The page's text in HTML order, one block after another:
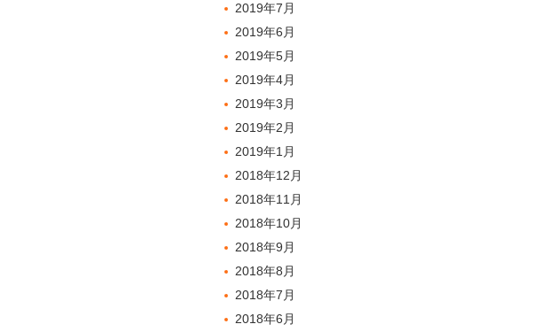
2019年7月
2019年6月
2019年5月
2019年4月
2019年3月
2019年2月
2019年1月
2018年12月
2018年11月
2018年10月
2018年9月
2018年8月
2018年7月
2018年6月